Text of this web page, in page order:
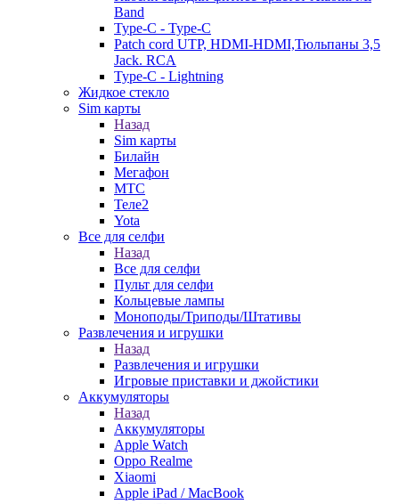
Band
Type-C - Type-C
Patch cord UTP, HDMI-HDMI,Тюльпаны 3,5
Jack. RCA
Type-C - Lightning
Жидкое стекло
Sim карты
Назад
Sim карты
Билайн
Мегафон
МТС
Теле2
Yota
Все для селфи
Назад
Все для селфи
Пульт для селфи
Кольцевые лампы
Моноподы/Триподы/Штативы
Развлечения и игрушки
Назад
Развлечения и игрушки
Игровые приставки и джойстики
Аккумуляторы
Назад
Аккумуляторы
Apple Watch
Oppo Realme
Xiaomi
Apple iPad / MacBook